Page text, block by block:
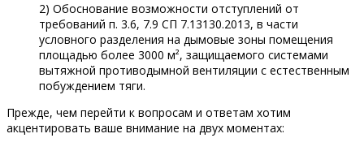
2) Обоснование возможности отступлений от
требований п. 3.6, 7.9 СП 7.13130.2013, в части
условного разделения на дымовые зоны помещения
площадью более 3000 м², защищаемого системами
вытяжной противодымной вентиляции с естественным
побуждением тяги.
Прежде, чем перейти к вопросам и ответам хотим
акцентировать ваше внимание на двух моментах: